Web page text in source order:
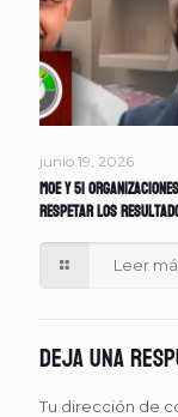
junio 19, 2026
MOE y 51
respetar los
Leer
Deja una
Tu dirección de